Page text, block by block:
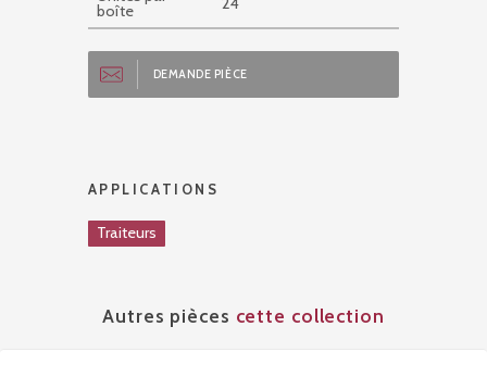
boîte
DEMANDE PIÈCE
APPLICATIONS
Traiteurs
Autres pièces cette collection